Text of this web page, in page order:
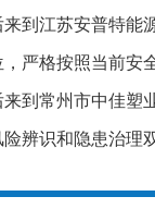
到江苏安普特能
严格按照当前安
到常州市中佳塑
辨识和隐患治理